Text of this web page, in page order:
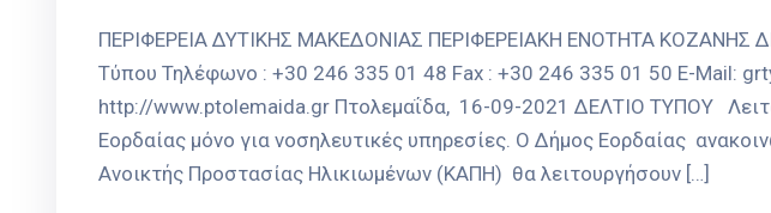
ΠΕΡΙΦΕΡΕΙΑ ΔΥΤΙΚΗΣ ΜΑΚΕΔΟΝΙΑΣ ΠΕΡΙΦΕΡΕΙΑΚΗ ΕΝΟΤΗΤΑ ΚΟΖΑΝΗΣ
Τύπου Τηλέφωνο : +30 246 335 01 48 Fax : +30 246 335 01 50 E-Mail:
http://www.ptolemaida.gr Πτολεμαΐδα, 16-09-2021 ΔΕΛΤΙΟ ΤΥΠΟΥ
Εορδαίας μόνο για νοσηλευτικές υπηρεσίες. Ο Δήμος Εορδαίας
Ανοικτής Προστασίας Ηλικιωμένων (ΚΑΠΗ) θα λειτουργήσουν […]